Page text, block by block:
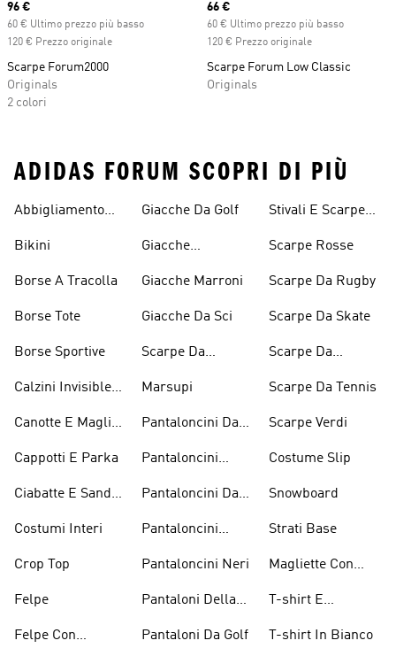
Current price
96 €
60 € Ultimo prezzo più basso
120 € Prezzo originale
Scarpe Forum2000
Originals
2 colori
Current price
66 €
60 € Ultimo prezzo più basso
120 € Prezzo originale
Scarpe Forum Low Classic
Originals
ADIDAS FORUM SCOPRI DI PIÙ
Abbigliamento
Bikini
Borse A Tracolla
Borse Tote
Borse Sportive
Calzini Invisible
Canotte E Maglie
Cappotti E Parka
Ciabatte E Sandali
Costumi Interi
Crop Top
Felpe
Felpe Con
Giacche Da Golf
Giacche
Giacche Marroni
Giacche Da Sci
Scarpe Da
Marsupi
Pantaloncini Da
Pantaloncini
Pantaloncini Da
Pantaloncini
Ginocchio
Pantaloncini Neri
Pantaloni Della
Pantaloni Da Golf
Stivali E Scarpe
Scarpe Rosse
Scarpe Da Rugby
Scarpe Da Skate
Scarpe Da
Scarpe Da Tennis
Scarpe Verdi
Costume Slip
Snowboard
Strati Base
Magliette Con
T-shirt E
Arancioni
T-shirt In Bianco